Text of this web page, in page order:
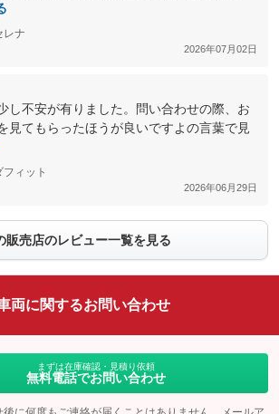
レナ
2026年07月02日
し不安が有りました。問い合わせの際、お
見てもらったほうが良いですよの言葉で見
ィット
2026年06月29日
販売店のレビュー一覧を見る
両に関するお問い合わせ
まずは在庫確認・見積り依頼
無料電話でお問い合わせ